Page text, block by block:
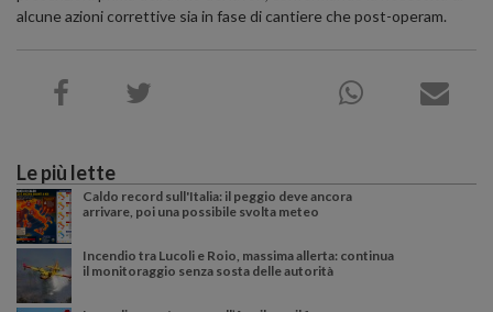
alcune azioni correttive sia in fase di cantiere che post-operam.
Le più lette
Caldo record sull'Italia: il peggio deve ancora
arrivare, poi una possibile svolta meteo
Incendio tra Lucoli e Roio, massima allerta: continua
il monitoraggio senza sosta delle autorità